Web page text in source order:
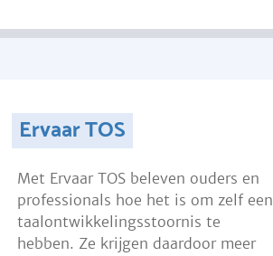
Ervaar TOS
Met Ervaar TOS beleven ouders en
professionals hoe het is om zelf een
taalontwikkelingsstoornis te
hebben. Ze krijgen daardoor meer